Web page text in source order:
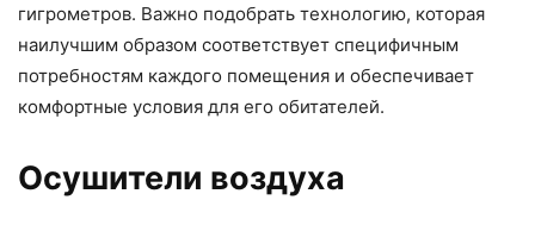
гигрометров. Важно подобрать технологию, которая
наилучшим образом соответствует специфичным
потребностям каждого помещения и обеспечивает
комфортные условия для его обитателей.
Осушители воздуха